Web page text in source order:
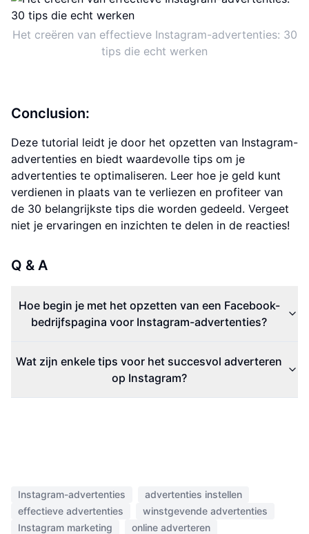
Het creëren van effectieve Instagram-advertenties: 30
tips die echt werken
Conclusion:
Deze tutorial leidt je door het opzetten van Instagram-
advertenties en biedt waardevolle tips om je
advertenties te optimaliseren. Leer hoe je geld kunt
verdienen in plaats van te verliezen en profiteer van
de 30 belangrijkste tips die worden gedeeld. Vergeet
niet je ervaringen en inzichten te delen in de reacties!
Q & A
Hoe begin je met het opzetten van een Facebook-
bedrijfspagina voor Instagram-advertenties?
Wat zijn enkele tips voor het succesvol adverteren
op Instagram?
Instagram-advertenties
advertenties instellen
effectieve advertenties
winstgevende advertenties
Instagram marketing
online adverteren